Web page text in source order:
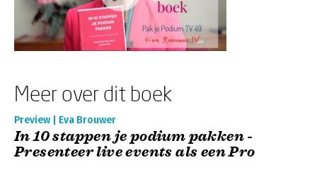
Meer over dit boek
Preview | Eva Brouwer
In 10 stappen je podium pakken -
Presenteer live events als een Pro